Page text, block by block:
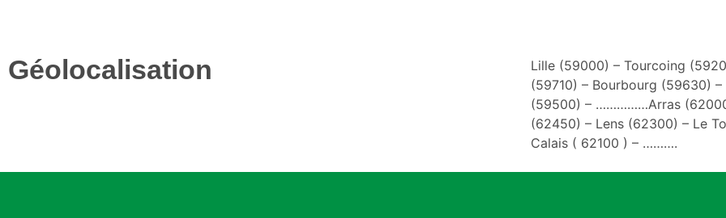
Géolocalisation
Lille (59000) – Tourcoing
(59710) – Bourbourg (59630)
(59500) – ……………Arras
(62450) – Lens (62300) – Le
Calais ( 62100 ) – ……….